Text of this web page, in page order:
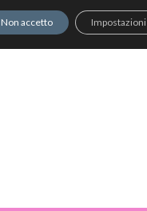
Non accetto Impostazioni